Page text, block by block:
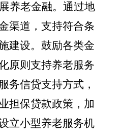
养老金融。 通过地
渠道，支持符合条
建设。鼓励各类金
原则支持养老服务
务信贷支持方式，
担保贷款政策，加
立小型养老服务机